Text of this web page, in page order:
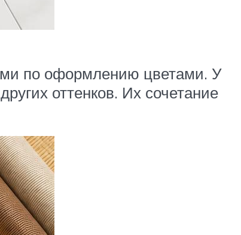
по оформлению цветами. У
оттенков. Их сочетание